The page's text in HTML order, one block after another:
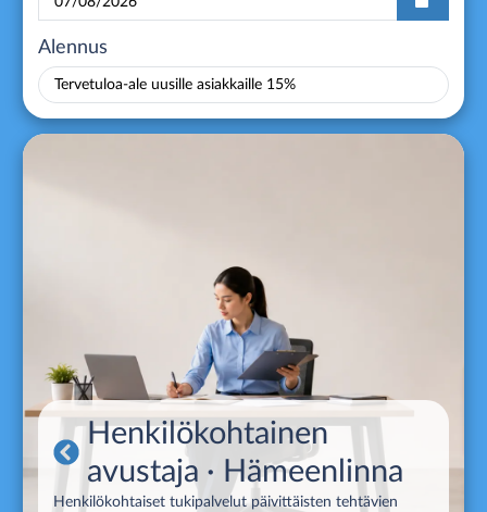
Alennus
Henkilökohtainen
avustaja · Hämeenlinna
Henkilökohtaiset tukipalvelut päivittäisten tehtävien